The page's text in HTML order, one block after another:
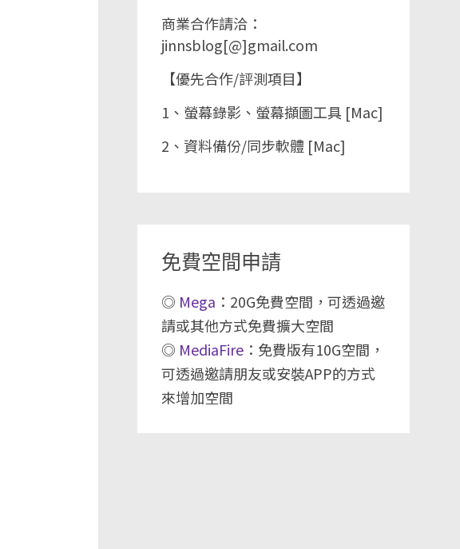
商業合作請洽：
jinnsblog[@]gmail.com
【優先合作/評測項目】
1、螢幕錄影、螢幕擷圖工具 [Mac]
2、資料備份/同步軟體 [Mac]
免費空間申請
◎ Mega ：20G免費空間，可透過邀
請或其他方式免費擴大空間
◎ MediaFire：免費版有10G空間，
可透過邀請朋友或安裝APP的方式
來增加空間